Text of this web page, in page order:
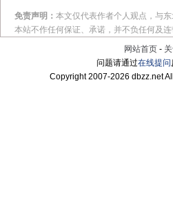
免责声明： 本文仅代表作者个人观点，与
本站不作任何保证、承诺，并不负任何及
网站首页 -
问题请通过在线提问
Copyright 2007-2026 dbzz.net